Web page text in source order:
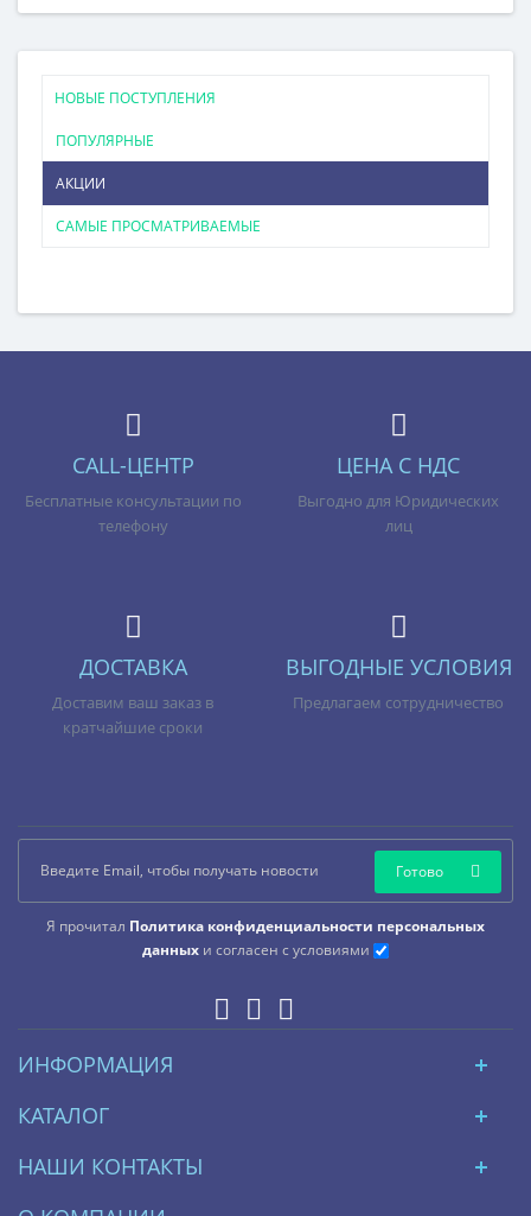
НОВЫЕ ПОСТУПЛЕНИЯ
ПОПУЛЯРНЫЕ
АКЦИИ
САМЫЕ ПРОСМАТРИВАЕМЫЕ
CALL-ЦЕНТР
Бесплатные консультации по
телефону
ЦЕНА С НДС
Выгодно для Юридических
лиц
ДОСТАВКА
Доставим ваш заказ в
кратчайшие сроки
ВЫГОДНЫЕ УСЛОВИЯ
Предлагаем сотрудничество
Я прочитал Политика конфиденциальности персональных
данных и согласен с условиями
Готово
ИНФОРМАЦИЯ
КАТАЛОГ
НАШИ КОНТАКТЫ